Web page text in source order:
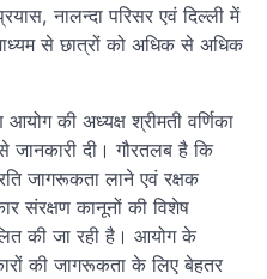
नालन्दा परिसर एवं दिल्ली में
से छात्रों को अधिक से अधिक
की अध्यक्ष श्रीमती वर्णिका
जानकारी दी। गौरतलब है कि
जागरूकता लाने एवं रक्षक
संरक्षण कानूनों की विशेष
की जा रही है। आयोग के
की जागरूकता के लिए बेहतर